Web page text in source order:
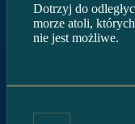
Dotrzyj do
morze atoli,
nie jest możliwe.